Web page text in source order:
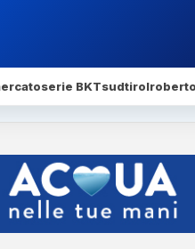
serie BKTsudtirol